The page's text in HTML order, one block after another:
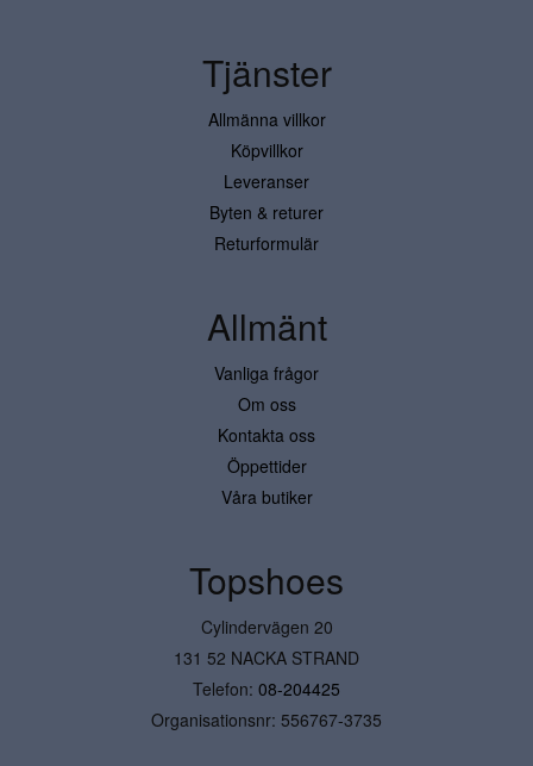
Tjänster
Allmänna villkor
Köpvillkor
Leveranser
Byten & returer
Returformulär
Allmänt
Vanliga frågor
Om oss
Kontakta oss
Öppettider
Våra butiker
Topshoes
Cylindervägen 20
131 52 NACKA STRAND
Telefon: 08-204425
Organisationsnr: 556767-3735